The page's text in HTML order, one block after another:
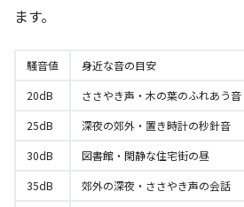
ます。
騒音値 身近な音の目安
20dB
ささやき声・木の葉のふれあう音
25dB
深夜の郊外・置き時計の秒針音
30dB
図書館・閑静な住宅街の昼
35dB
郊外の深夜・ささやき声の会話